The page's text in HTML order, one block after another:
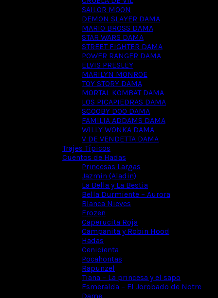
SAILOR MOON
DEMON SLAYER DAMA
MARIO BROSS DAMA
STAR WARS DAMA
STREET FIGHTER DAMA
POWER RANGER DAMA
ELVIS PRESLEY
MARILYN MONROE
TOY STORY DAMA
MORTAL KOMBAT DAMA
LOS PICAPIEDRAS DAMA
SCOOBY DOO DAMA
FAMILIA ADDAMS DAMA
WILLY WONKA DAMA
V DE VENDETTA DAMA
Trajes Típicos
Cuentos de Hadas
Princesas Largas
Jazmin (Aladin)
La Bella y La Bestia
Bella Durmiente – Aurora
Blanca Nieves
Frozen
Caperucita Roja
Campanita y Robin Hood
Hadas
Cenicienta
Pocahontas
Rapunzel
Tiana – La princesa y el sapo
Esmeralda – El Jorobado de Notre
Dame